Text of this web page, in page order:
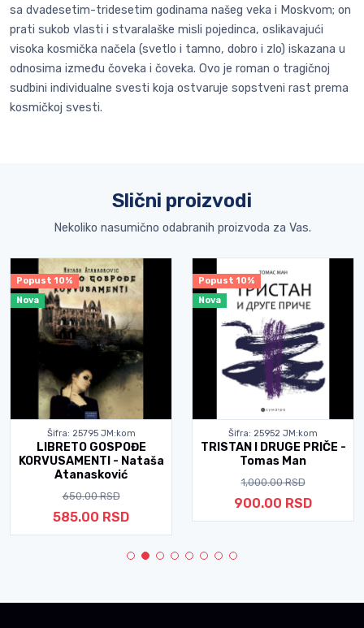
sa dvadesetim-tridesetim godinama našeg veka i Moskvom; on
prati sukob vlasti i stvaralaške misli pojedinca, oslikavajući
visoka kosmička načela (svetlo i tamno, dobro i zlo) iskazana u
odnosima između čoveka i čoveka. Ovo je roman o tragičnoj
sudbini individualne svesti koja ostvaruje sopstveni rast prema
kosmičkoj svesti.
Slični proizvodi
Nekoliko nasumično odabranih proizvoda za Vas.
Popust 10%
Nova
Šifra: 25795 JM:kom
LIBRETO GOSPOĐE
KORVUSAMENTI - Nataša
Atanasković
650.00 RSD
585.00 RSD
Popust 10%
Nova
Šifra: 25952 JM:kom
TRISTAN I DRUGE PRIČE -
Tomas Man
1,000.00 RSD
900.00 RSD